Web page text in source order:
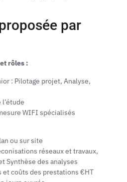
par
rôles :
: Pilotage projet, Analyse,
WIFI spécialisés
ou sur site
réseaux et travaux,
Synthèse des analyses
et coûts des prestations €HT